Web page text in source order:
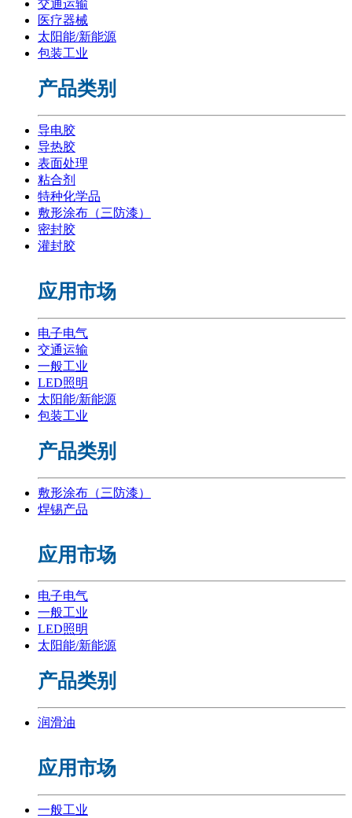
交通运输
医疗器械
太阳能/新能源
包装工业
产品类别
导电胶
导热胶
表面处理
粘合剂
特种化学品
敷形涂布（三防漆）
密封胶
灌封胶
应用市场
电子电气
交通运输
一般工业
LED照明
太阳能/新能源
包装工业
产品类别
敷形涂布（三防漆）
焊锡产品
应用市场
电子电气
一般工业
LED照明
太阳能/新能源
产品类别
润滑油
应用市场
一般工业